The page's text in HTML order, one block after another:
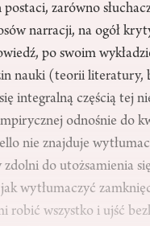
postaci, zarówno
narracji, na ogół
po swoim
nauki (teorii
integralną częścią tej
odnośnie do
nie znajduje
zdolni do utożsamienia
wytłumaczyć
robić wszystko i ujść